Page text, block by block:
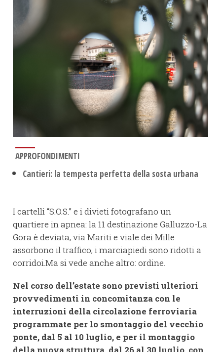
APPROFONDIMENTI
Cantieri: la tempesta perfetta della sosta urbana
I cartelli “S.O.S.” e i divieti fotografano un
quartiere in apnea: la 11 destinazione Galluzzo-La
Gora è deviata, via Mariti e viale dei Mille
assorbono il traffico, i marciapiedi sono ridotti a
corridoi.Ma si vede anche altro: ordine.
Nel corso dell’estate sono previsti ulteriori
provvedimenti in concomitanza con le
interruzioni della circolazione ferroviaria
programmate per lo smontaggio del vecchio
ponte, dal 5 al 10 luglio, e per il montaggio
della nuova struttura, dal 26 al 30 luglio, con